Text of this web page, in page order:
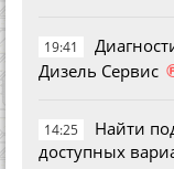
19:41
Дизель Сервис
14:25
Найти
доступных